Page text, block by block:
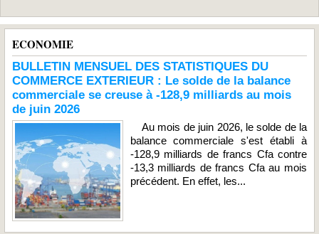
ECONOMIE
BULLETIN MENSUEL DES STATISTIQUES DU
COMMERCE EXTERIEUR : Le solde de la balance
commerciale se creuse à -128,9 milliards au mois
de juin 2026
Au mois de juin 2026, le solde de la
balance commerciale s'est établi à
-128,9 milliards de francs Cfa contre
-13,3 milliards de francs Cfa au mois
précédent. En effet, les...